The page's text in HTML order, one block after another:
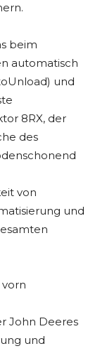
beim
automatisch
und
8RX, der
des
von
und
John Deeres
und